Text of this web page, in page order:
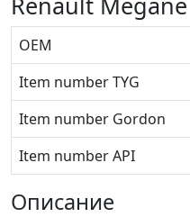
OEM
Item number TYG
Item number Gordon
Item number API
Описание